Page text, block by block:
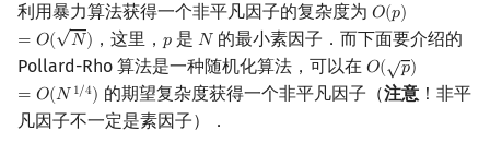
LGV 引理
最大团搜索算法
支配树
利用暴力算法获得一个非平凡因子的复杂度为 𝑂(𝑝)
= 𝑂(
√
𝑁)
O(p)
，这里，𝑝
p 是𝑁
N 的最小素因子．而下面要介绍的
Pollard-Rho 算法是一种随机化算法，可以在 𝑂( √𝑝)
= 𝑂(𝑁 1/4)
O(p)=O
的期望复杂度获得一个非平凡因子（注意！非平
凡因子不一定是素因子）．